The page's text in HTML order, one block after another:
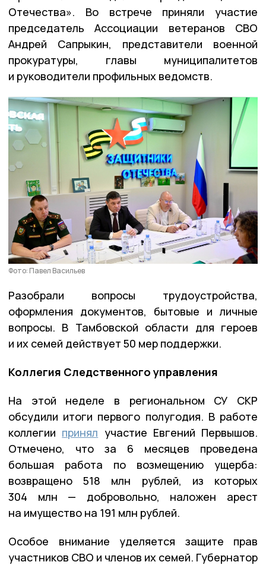
Отечества». Во встрече приняли участие
председатель Ассоциации ветеранов СВО
Андрей Сапрыкин, представители военной
прокуратуры, главы муниципалитетов
и руководители профильных ведомств.
Фото: Павел Васильев
Разобрали вопросы трудоустройства,
оформления документов, бытовые и личные
вопросы. В Тамбовской области для героев
и их семей действует 50 мер поддержки.
Коллегия Следственного управления
На этой неделе в региональном СУ СКР
обсудили итоги первого полугодия. В работе
коллегии принял участие Евгений Первышов.
Отмечено, что за 6 месяцев проведена
большая работа по возмещению ущерба:
возвращено 518 млн рублей, из которых
304 млн — добровольно, наложен арест
на имущество на 191 млн рублей.
Особое внимание уделяется защите прав
участников СВО и членов их семей. Губернатор